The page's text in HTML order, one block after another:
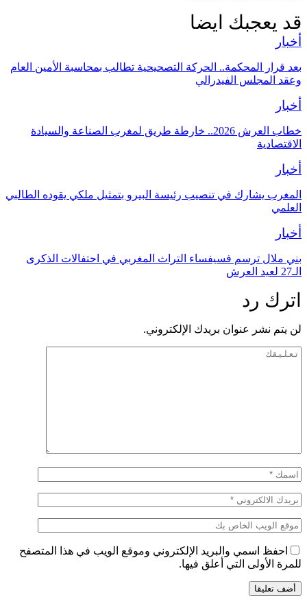
قد يعجبك ايضا
أخبار
بعد قرار المحكمة.. الحركة التصحيحية تطالب بمحاسبة الأمين العام
وعقد المجلس الفيدرالي
أخبار
خطاب العرش 2026.. خارطة طريق لمغرب الصناعة والسيادة
الاقتصادية
أخبار
المغرب يشارك في تنصيب رئيسة البيرو بتمثيل ملكي يقوده الطالبي
العلمي
أخبار
بني ملال ترسم فسيفساء التراث المغربي في احتفالات الذكرى
الـ27 لعيد العرش
اترك رد
لن يتم نشر عنوان بريدك الإلكتروني.
احفظ اسمي والبريد الإلكتروني وموقع الويب في هذا المتصفح
للمرة الأولى التي أعلق فيها.